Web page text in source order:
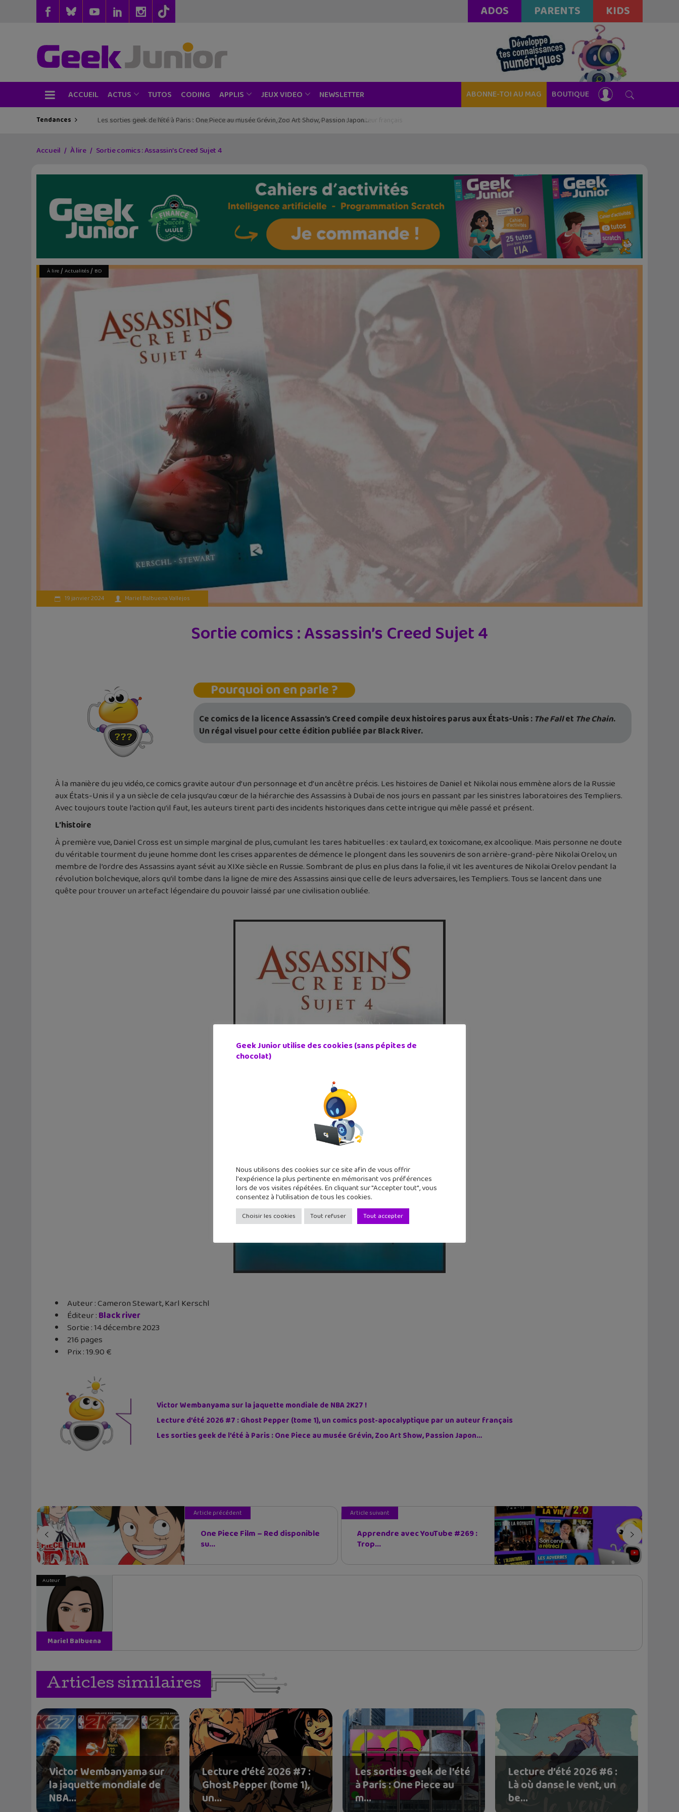
ADOS PARENTS KIDS
ACCUEIL ACTUS TUTOS CODING APPLIS JEUX VIDEO NEWSLETTER ABONNE-TOI AU MAG BOUTIQUE
Tendances Les sorties geek de l’été à Paris : One Piece au musée Grévin, Zoo Art Show, Passion Japon…
Accueil À lire Sortie comics : Assassin’s Creed Sujet 4
À lire/ Actualités/ BD
19 janvier 2024 Mariel Balbuena Vallejos
Sortie comics : Assassin’s Creed Sujet 4
Pourquoi on en parle ?
Ce comics de la licence Assassin’s Creed compile deux histoires parus aux États-Unis :The Fallet The Chain.
Un régal visuel pour cette édition publiée par Black River.
À la manière du jeu vidéo, ce comics gravite autour d’un personnage et d’un ancêtre précis. Les histoires de Daniel et Nikolai nous emmène alors de la Russie
aux États-Unis il y a un siècle de cela jusqu’au cœur de la hiérarchie des Assassins à Dubaï de nos jours en passant par les sinistres laboratoires des Templiers.
Avec toujours toute l’action qu’il faut, les auteurs tirent parti des incidents historiques dans cette intrigue qui mêle passé et présent.
L’histoire
À première vue, Daniel Cross est un simple marginal de plus, cumulant les tares habituelles : ex taulard, ex toxicomane, ex alcoolique. Mais personne ne doute
du véritable tourment du jeune homme dont les crises apparentes de démence le plongent dans les souvenirs de son arrière-grand-père Nikolai Orelov, un
membre de l’ordre des Assassins ayant sévit au XIXe siècle en Russie. Sombrant de plus en plus dans la folie, il vit les aventures de Nikolai Orelov pendant la
révolution bolchevique, alors qu’il tombe dans la ligne de mire des Assassins ainsi que celle de leurs adversaires, les Templiers. Tous se lancent dans une
quête pour trouver un artefact légendaire du pouvoir laissé par une civilisation oubliée.
Auteur : Cameron Stewart, Karl Kerschl
Éditeur ‏: ‎Black river
Sortie : 14 décembre 2023
216 pages
Prix : 19.90 €
Victor Wembanyama sur la jaquette mondiale de NBA 2K27 !
Lecture d’été 2026 #7 : Ghost Pepper (tome 1), un comics post-apocalyptique par un auteur français
Les sorties geek de l’été à Paris : One Piece au musée Grévin, Zoo Art Show, Passion Japon…
Article précédent
One Piece Film – Red disponible
su...
Article suivant
Apprendre avec YouTube #269 :
Trop...
Auteur
Mariel Balbuena
Articles similaires
Victor Wembanyama sur
la jaquette mondiale de
NBA...
Lecture d’été 2026 #7 :
Ghost Pepper (tome 1),
un...
Les sorties geek de l’été
à Paris : One Piece au
m...
Lecture d’été 2026 #6 :
Là où danse le vent, un
be...
Geek Junior utilise des cookies (sans pépites de
chocolat)
Nous utilisons des cookies sur ce site afin de vous offrir
l'expérience la plus pertinente en mémorisant vos préférences
lors de vos visites répétées. En cliquant sur "Accepter tout", vous
consentez à l'utilisation de tous les cookies.
Choisir les cookies Tout refuser Tout accepter